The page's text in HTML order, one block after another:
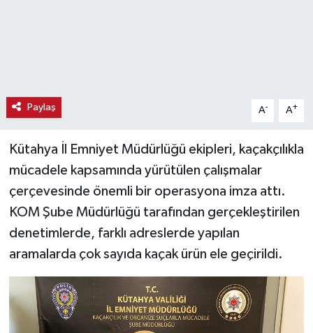
Paylaş A- A+
Kütahya İl Emniyet Müdürlüğü ekipleri, kaçakçılıkla
mücadele kapsamında yürütülen çalışmalar
çerçevesinde önemli bir operasyona imza attı.
KOM Şube Müdürlüğü tarafından gerçekleştirilen
denetimlerde, farklı adreslerde yapılan
aramalarda çok sayıda kaçak ürün ele geçirildi.
Vasıta
Vefat Haberleri